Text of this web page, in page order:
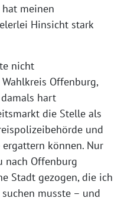
meinen
Hinsicht stark
nicht
Offenburg,
hart
die Stelle als
und
können. Nur
nach Offenburg
Stadt gezogen, die ich
musste – und